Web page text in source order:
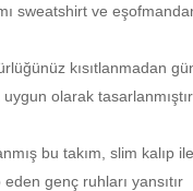
sweatshirt ve
kısıtlanmadan
olarak tasarlanmıştır
bu takım, slim kalıp
genç ruhları yansıtır